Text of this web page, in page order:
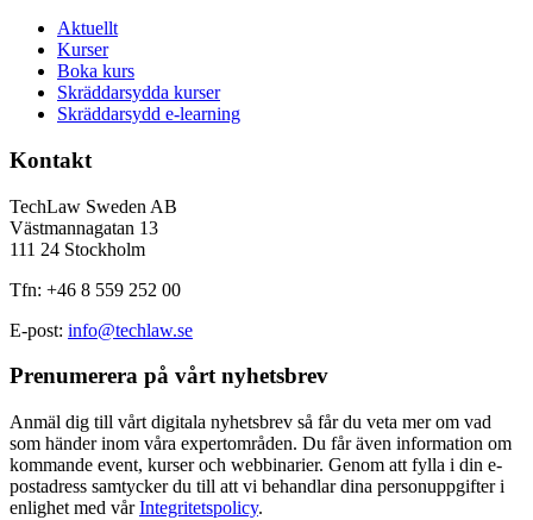
Aktuellt
Kurser
Boka kurs
Skräddarsydda kurser
Skräddarsydd e-learning
Kontakt
TechLaw Sweden AB
Västmannagatan 13
111 24 Stockholm
Tfn: +46 8 559 252 00
E-post: info@techlaw.se
Prenumerera på vårt nyhetsbrev​
Anmäl dig till vårt digitala nyhetsbrev så får du veta mer om vad
som händer inom våra expertområden. Du får även information om
kommande event, kurser och webbinarier. Genom att fylla i din e-
postadress samtycker du till att vi behandlar dina personuppgifter i
enlighet med vårIntegritetspolicy.